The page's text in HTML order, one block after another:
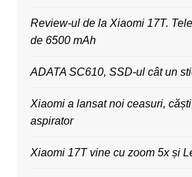
Review-ul de la Xiaomi 17T.
de 6500 mAh
ADATA SC610, SSD-ul cât un
Xiaomi a lansat noi ceasuri,
aspirator
Xiaomi 17T vine cu zoom 5x și